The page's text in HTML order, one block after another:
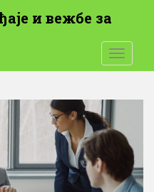
и вежбе за